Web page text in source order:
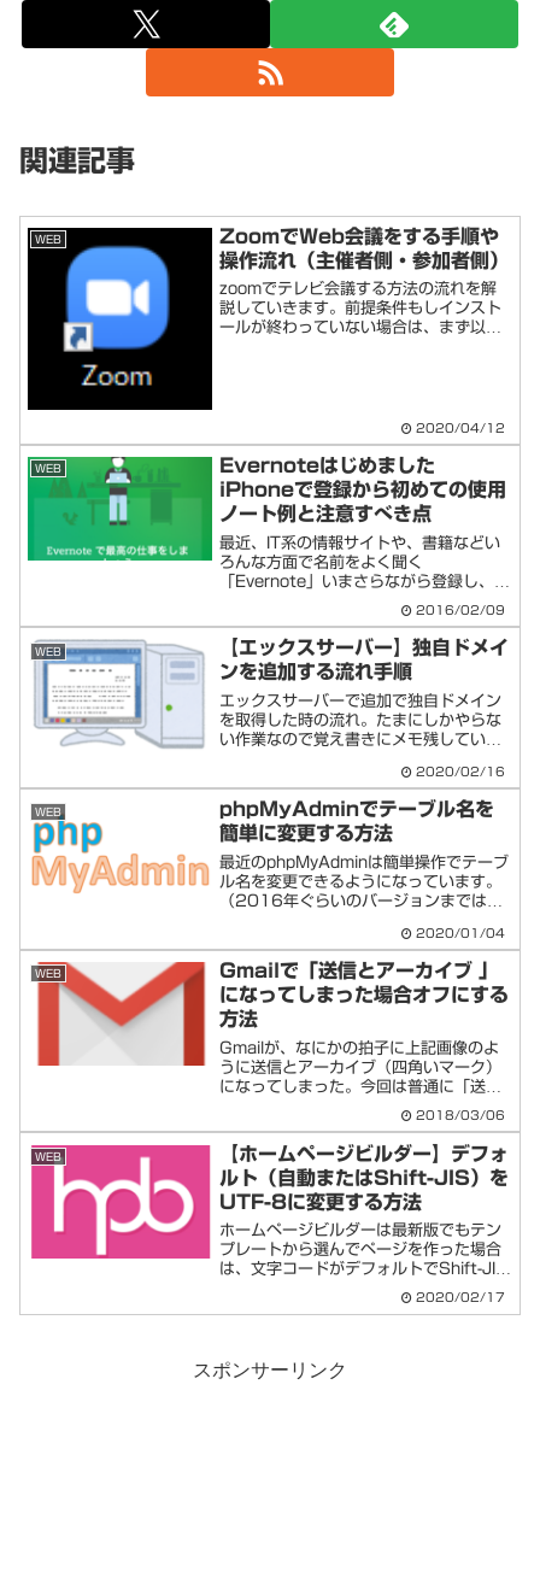
関連記事
WEB
ZoomでWeb会議をする手順や
操作流れ（主催者側・参加者側）
zoomでテレビ会議する方法の流れを解
説していきます。前提条件もしインスト
ールが終わっていない場合は、まず以下
2020/04/12
WEB
Evernoteはじめました
iPhoneで登録から初めての使用
ノート例と注意すべき点
最近、IT系の情報サイトや、書籍などい
ろんな方面で名前をよく聞く
「Evernote」いまさらながら登録し、ま
2016/02/09
WEB
【エックスサーバー】独自ドメイ
ンを追加する流れ手順
エックスサーバーで追加で独自ドメイン
を取得した時の流れ。たまにしかやらな
い作業なので覚え書きにメモ残していき
を追加登録するまずはXSERVERアカウ
ントでログインしましょう。左サイドの
「サービスの申し込み...
2020/02/16
WEB
phpMyAdminでテーブル名を
簡単に変更する方法
最近のphpMyAdminは簡単操作でテーブ
ル名を変更できるようになっています。
（2016年ぐらいのバージョンまでは、
下操作方法をメモします。phpMyAdmin
でテーブル名を簡単に変更する操作方法
左側の...
2020/01/04
WEB
Gmailで「送信とアーカイブ 」
になってしまった場合オフにする
方法
Gmailが、なにかの拍子に上記画像のよ
うに送信とアーカイブ（四角いマーク）
になってしまった。今回は普通に「送
ます。Gmailで「送信とアーカイブ 」を
オフにする１．右上のギアマーク ⇒
設定２．全般 「...
2018/03/06
WEB
【ホームページビルダー】デフォ
ルト（自動またはShift-JIS）を
UTF-8に変更する方法
ホームページビルダーは最新版でもテン
プレートから選んでページを作った場合
は、文字コードがデフォルトでShift-JIS
UTF-8になる？）今の時代はSEO的な意
2020/02/17
スポンサーリンク